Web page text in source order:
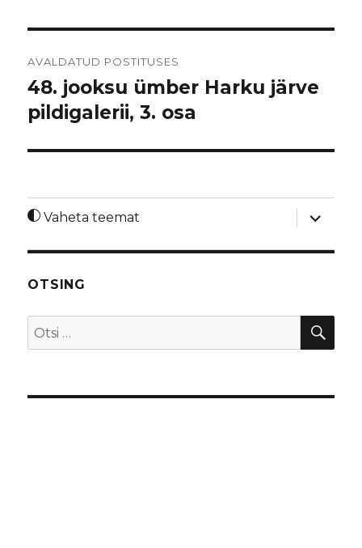
AVALDATUD POSTITUSES
48. jooksu ümber Harku järve
pildigalerii, 3. osa
Vaheta teemat
laienda
OTSING
Otsi: